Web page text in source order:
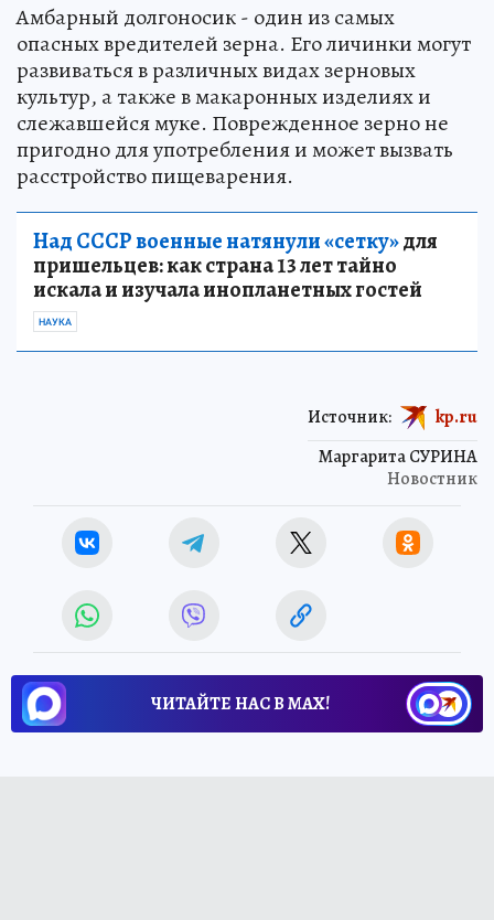
Амбарный долгоносик - один из самых
опасных вредителей зерна. Его личинки могут
развиваться в различных видах зерновых
культур, а также в макаронных изделиях и
слежавшейся муке. Поврежденное зерно не
пригодно для употребления и может вызвать
расстройство пищеварения.
Над СССР военные натянули «сетку»для
пришельцев: как страна 13 лет тайно
искала и изучала инопланетных гостей
НАУКА
Маргарита СУРИНА
Новостник
Источник: kp.ru
ЧИТАЙТЕ НАС В МАХ!